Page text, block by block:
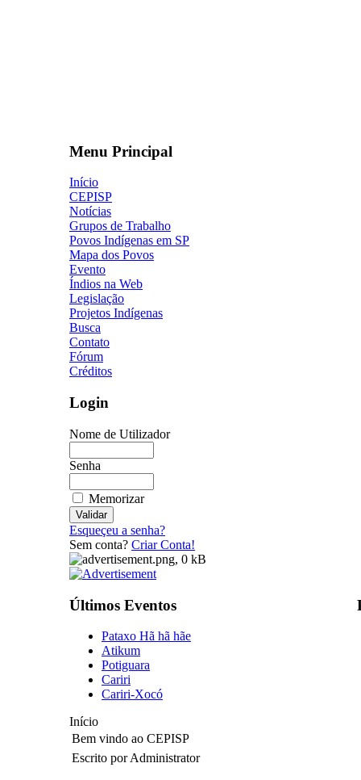
Menu Principal
Início
CEPISP
Notícias
Grupos de Trabalho
Povos Indígenas em SP
Mapa dos Povos
Evento
Índios na Web
Legislação
Projetos Indígenas
Busca
Contato
Fórum
Créditos
Login
Nome de Utilizador
Senha
Memorizar
Esqueçeu a senha?
Sem conta? Criar Conta!
Últimos Eventos
Pataxo Hã hã hãe
Atikum
Potiguara
Cariri
Cariri-Xocó
Início
Bem vindo ao CEPISP
Escrito por Administrator